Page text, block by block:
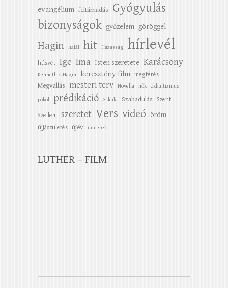
evangélium feltámadás
Gyógyulás
bizonyságok győzelem göröggel
Hagin halál hit Házasság hírlevél
húsvét Ige Ima Isten szeretete Karácsony
Kenneth E. Hagin keresztény film megtérés
Megvallás mesteri terv Novella nők okkultizmus
pokol prédikáció Siddiki Szabadulás Szent
Szellem szeretet Vers videó öröm
újjászületés újév ünnepek
LUTHER – FILM